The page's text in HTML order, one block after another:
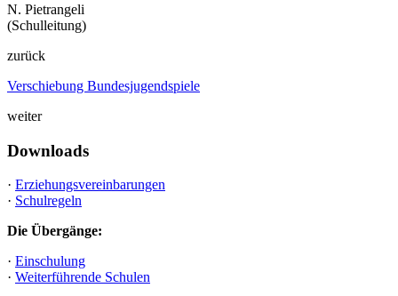
N. Pietrangeli
(Schulleitung)
zurück
Verschiebung Bundesjugendspiele
weiter
Downloads
· Erziehungsvereinbarungen
· Schulregeln
Die Übergänge:
· Einschulung
· Weiterführende Schulen